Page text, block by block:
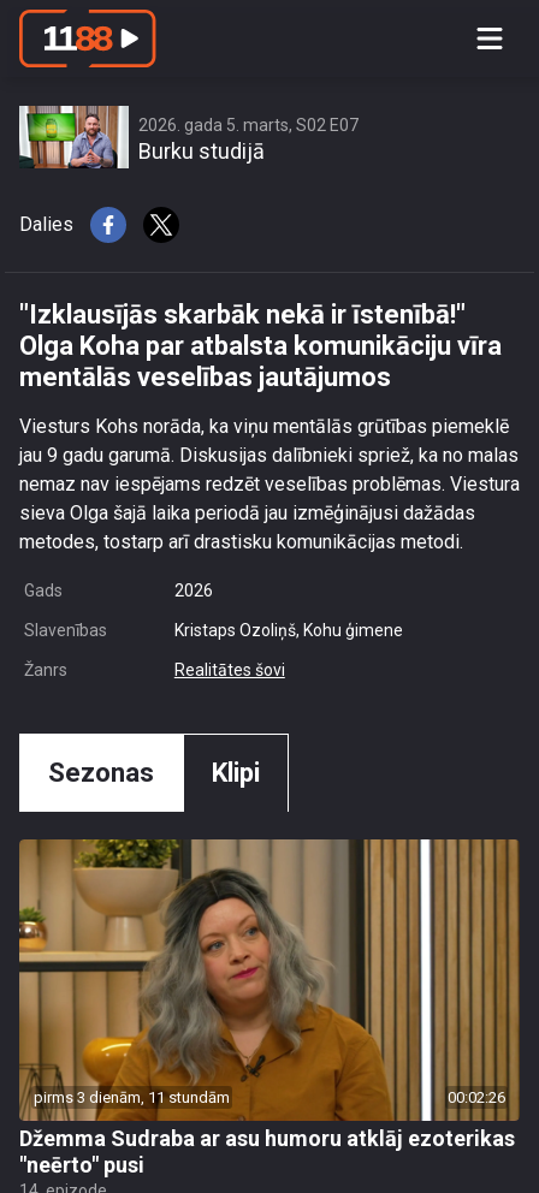
\"Izklausījās skarbāk nekā ir īstenībā!\"
vīra mentālās veselības jautājumos
2026. gada 5. marts, S02 E07
Burku studijā
Dalies
"Izklausījās skarbāk nekā ir īstenībā!"
Olga Koha par atbalsta komunikāciju vīra
mentālās veselības jautājumos
Viesturs Kohs norāda, ka viņu mentālās grūtības piemeklē
jau 9 gadu garumā. Diskusijas dalībnieki spriež, ka no malas
nemaz nav iespējams redzēt veselības problēmas. Viestura
sieva Olga šajā laika periodā jau izmēģinājusi dažādas
metodes, tostarp arī drastisku komunikācijas metodi.
Gads 2026
Slavenības Kristaps Ozoliņš, Kohu ģimene
Žanrs Realitātes šovi
Sezonas Klipi
pirms 3 dienām, 11 stundām 00:02:26
Džemma Sudraba ar asu humoru atklāj ezoterikas
"neērto" pusi